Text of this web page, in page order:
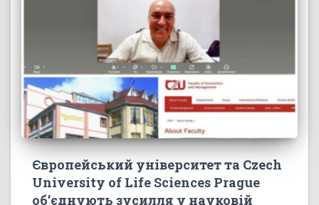
Європейський університет та Czech
University of Life Sciences Prague
об’єднують зусилля у науковій